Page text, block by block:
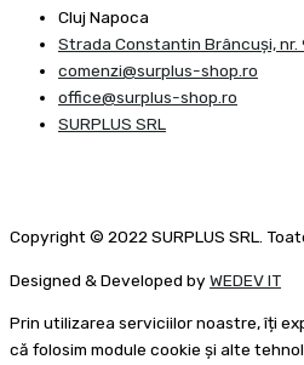
Cluj Napoca
Strada Constantin Brâncuşi,
comenzi@surplus-shop.ro
office@surplus-shop.ro
SURPLUS SRL
Copyright © 2022 SURPLUS SRL.
Designed & Developed by WEDEV IT
Prin utilizarea serviciilor noastre, îți
că folosim module cookie și alte